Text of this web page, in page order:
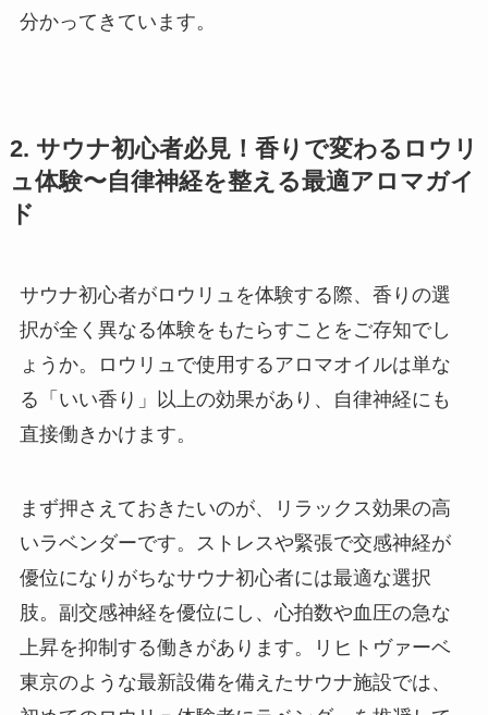
分かってきています。
2. サウナ初心者必見！香りで変わるロウリ
ュ体験〜自律神経を整える最適アロマガイ
ド
サウナ初心者がロウリュを体験する際、香りの選
択が全く異なる体験をもたらすことをご存知でし
ょうか。ロウリュで使用するアロマオイルは単な
る「いい香り」以上の効果があり、自律神経にも
直接働きかけます。
まず押さえておきたいのが、リラックス効果の高
いラベンダーです。ストレスや緊張で交感神経が
優位になりがちなサウナ初心者には最適な選択
肢。副交感神経を優位にし、心拍数や血圧の急な
上昇を抑制する働きがあります。リヒトヴァーベ
東京のような最新設備を備えたサウナ施設では、